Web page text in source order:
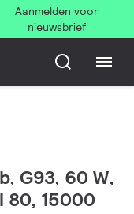
Aanmelden voor
nieuwsbrief
G93, 60 W,
80, 15000